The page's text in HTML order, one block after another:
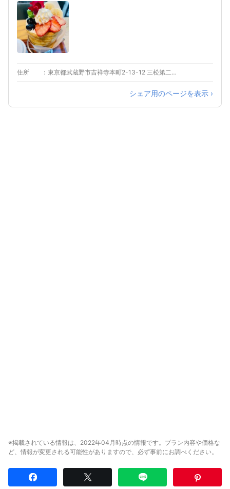
住所 東京都武蔵野市吉祥寺本町2-13-12 三松第二ビル1F
シェア用のページを表示 ›
※掲載されている情報は、2022年04月時点の情報です。プラン内容や価格な
ど、情報が変更される可能性がありますので、必ず事前にお調べください。